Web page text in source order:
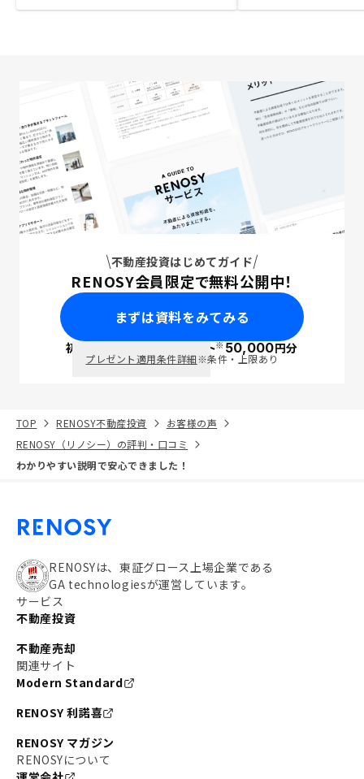
不動産投資はじめてガイド
RENOSY会員限定で無料公開中！
まずは資料をみてみる
初回面談で ポイント※50,000円分
プレゼント適用条件詳細※条件・上限あり
TOP RENOSY不動産投資
お客様の声
RENOSY（リノシー）の評判・口コミ
わかりやすい説明で安心できました！
RENOSYは、東証グロース上場企業である
GA technologiesが運営しています。
サービス
不動産投資
不動産売却
関連サイト
Modern Standard
RENOSY 利諾喜
RENOSY マガジン
RENOSYについて